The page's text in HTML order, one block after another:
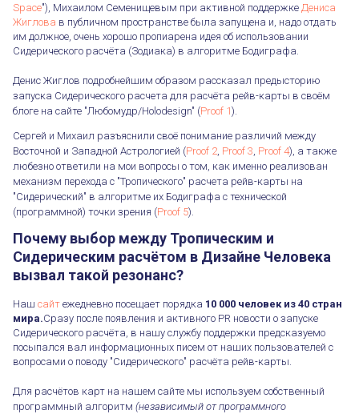
Space"), Михаилом Семенищевым при активной поддержке Дениса
Жиглова в публичном пространстве была запущена и, надо отдать
им должное, очень хорошо пропиарена идея об использовании
Сидерического расчёта (Зодиака) в алгоритме Бодиграфа.
Денис Жиглов подробнейшим образом рассказал предысторию
запуска Сидерического расчета для расчёта рейв-карты в своём
блоге на сайте "Любомудр/Holodesign" (Proof 1).
Сергей и Михаил разъяснили своё понимание различий между
Восточной и Западной Астрологией (Proof 2 Proof 3 Proof 4), а также
любезно ответили на мои вопросы о том, как именно реализован
механизм перехода с "Тропического" расчета рейв-карты на
"Сидерический" в алгоритме их Бодиграфа с технической
(программной) точки зрения (Proof 5).
Почему выбор между Тропическим и
Сидерическим расчётом в Дизайне Человека
вызвал такой резонанс?
Наш сайт ежедневно посещает порядка 10 000 человек из 40 стран
мира.Сразу после появления и активного PR новости о запуске
Сидерического расчёта, в нашу службу поддержки предсказуемо
посыпался вал информационных писем от наших пользователей с
вопросами о поводу "Сидерического" расчёта рейв-карты.
Для расчётов карт на нашем сайте мы используем собственный
программный алгоритм (независимый от программного